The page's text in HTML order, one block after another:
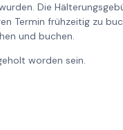
Die
Termin frühzeitig zu
und buchen.
worden sein.